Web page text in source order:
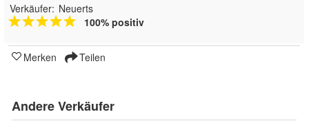
Verkäufer: Neuerts
100% positiv
Merken Teilen
Andere Verkäufer